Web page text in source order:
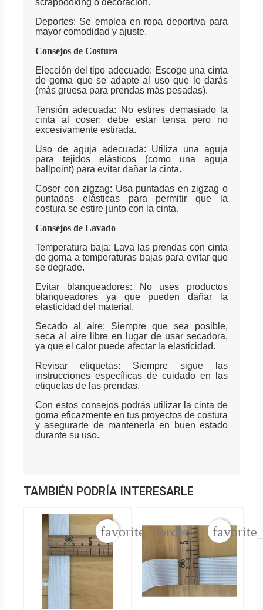
scrapbooking o decoración.
Deportes: Se emplea en ropa deportiva para
mayor comodidad y ajuste.
Consejos de Costura
Elección del tipo adecuado: Escoge una cinta
de goma que se adapte al uso que le darás
(más gruesa para prendas más pesadas).
Tensión adecuada: No estires demasiado la
cinta al coser; debe estar tensa pero no
excesivamente estirada.
Uso de aguja adecuada: Utiliza una aguja
para tejidos elásticos (como una aguja
ballpoint) para evitar dañar la cinta.
Coser con zigzag: Usa puntadas en zigzag o
puntadas elásticas para permitir que la
costura se estire junto con la cinta.
Consejos de Lavado
Temperatura baja: Lava las prendas con cinta
de goma a temperaturas bajas para evitar que
se degrade.
Evitar blanqueadores: No uses productos
blanqueadores ya que pueden dañar la
elasticidad del material.
Secado al aire: Siempre que sea posible,
seca al aire libre en lugar de usar secadora,
ya que el calor puede afectar la elasticidad.
Revisar etiquetas: Siempre sigue las
instrucciones específicas de cuidado en las
etiquetas de las prendas.
Con estos consejos podrás utilizar la cinta de
goma eficazmente en tus proyectos de costura
y asegurarte de mantenerla en buen estado
durante su uso.
TAMBIÉN PODRÍA INTERESARLE
favorite_border